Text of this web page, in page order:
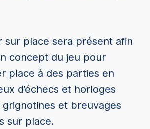
sur place sera présent afin
concept du jeu pour
place à des parties en
d’échecs et horloges
grignotines et breuvages
sur place.